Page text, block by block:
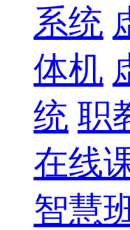
系统
体机
统 职
在线
智慧